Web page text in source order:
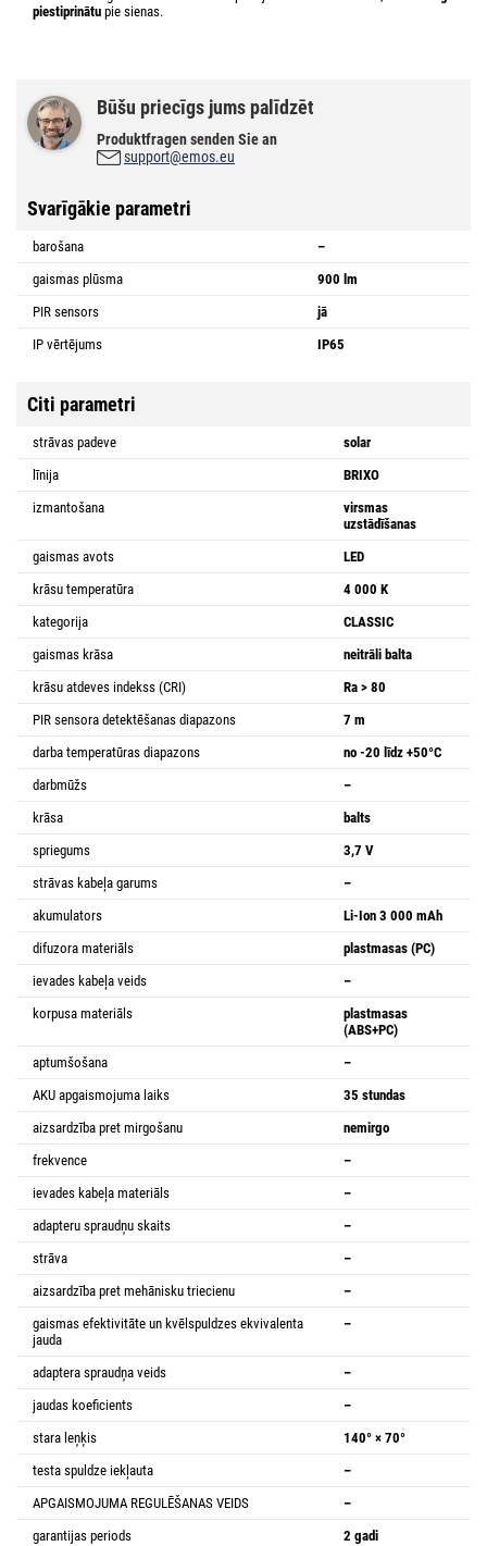
piestiprinātu pie sienas.
Būšu priecīgs jums palīdzēt
Produktfragen senden Sie an
support@emos.eu
Svarīgākie parametri
barošana
–
gaismas plūsma
900 lm
PIR sensors
jā
IP vērtējums
IP65
Citi parametri
strāvas padeve
solar
līnija
BRIXO
izmantošana
virsmas
uzstādīšanas
gaismas avots
LED
krāsu temperatūra
4 000 K
kategorija
CLASSIC
gaismas krāsa
neitrāli balta
krāsu atdeves indekss (CRI)
Ra > 80
PIR sensora detektēšanas diapazons
7 m
darba temperatūras diapazons
no -20 līdz +50°C
darbmūžs
–
krāsa
balts
spriegums
3,7 V
strāvas kabeļa garums
–
akumulators
Li-Ion 3 000 mAh
difuzora materiāls
plastmasas (PC)
ievades kabeļa veids
–
korpusa materiāls
plastmasas
(ABS+PC)
aptumšošana
–
AKU apgaismojuma laiks
35 stundas
aizsardzība pret mirgošanu
nemirgo
frekvence
–
ievades kabeļa materiāls
–
adapteru spraudņu skaits
–
strāva
–
aizsardzība pret mehānisku triecienu
–
gaismas efektivitāte un kvēlspuldzes ekvivalenta
jauda
–
adaptera spraudņa veids
–
jaudas koeficients
–
stara leņķis
140° × 70°
testa spuldze iekļauta
–
APGAISMOJUMA REGULĒŠANAS VEIDS
–
garantijas periods
2 gadi